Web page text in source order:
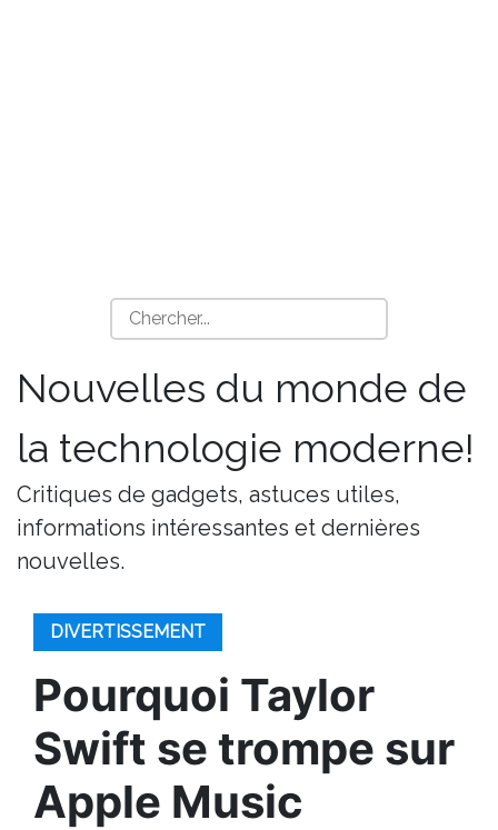
Nouvelles du monde de
la technologie moderne!
Critiques de gadgets, astuces utiles,
informations intéressantes et dernières
nouvelles.
DIVERTISSEMENT
Pourquoi Taylor
Swift se trompe sur
Apple Music